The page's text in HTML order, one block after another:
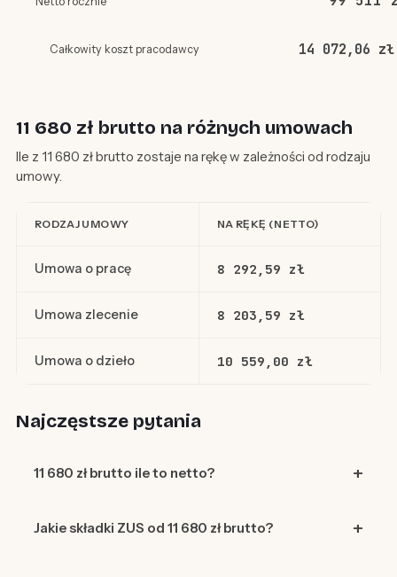
Całkowity koszt pracodawcy 14 072,06 zł
11 680 zł brutto na różnych umowach
Ile z 11 680 zł brutto zostaje na rękę w zależności od rodzaju
umowy.
RODZAJ UMOWY NA RĘKĘ (NETTO)
Umowa o pracę 8 292,59 zł
Umowa zlecenie 8 203,59 zł
Umowa o dzieło 10 559,00 zł
Najczęstsze pytania
11 680 zł brutto ile to netto?
Jakie składki ZUS od 11 680 zł brutto?